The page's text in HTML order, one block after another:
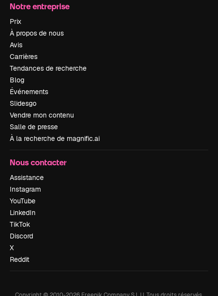
Notre entreprise
Prix
À propos de nous
Avis
Carrières
Tendances de recherche
Blog
Événements
Slidesgo
Vendre mon contenu
Salle de presse
À la recherche de magnific.ai
Nous contacter
Assistance
Instagram
YouTube
LinkedIn
TikTok
Discord
X
Reddit